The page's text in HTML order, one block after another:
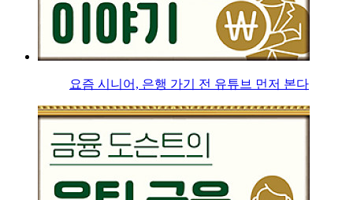
요즘 시니어, 은행 가기 전 유튜브 먼저 본다